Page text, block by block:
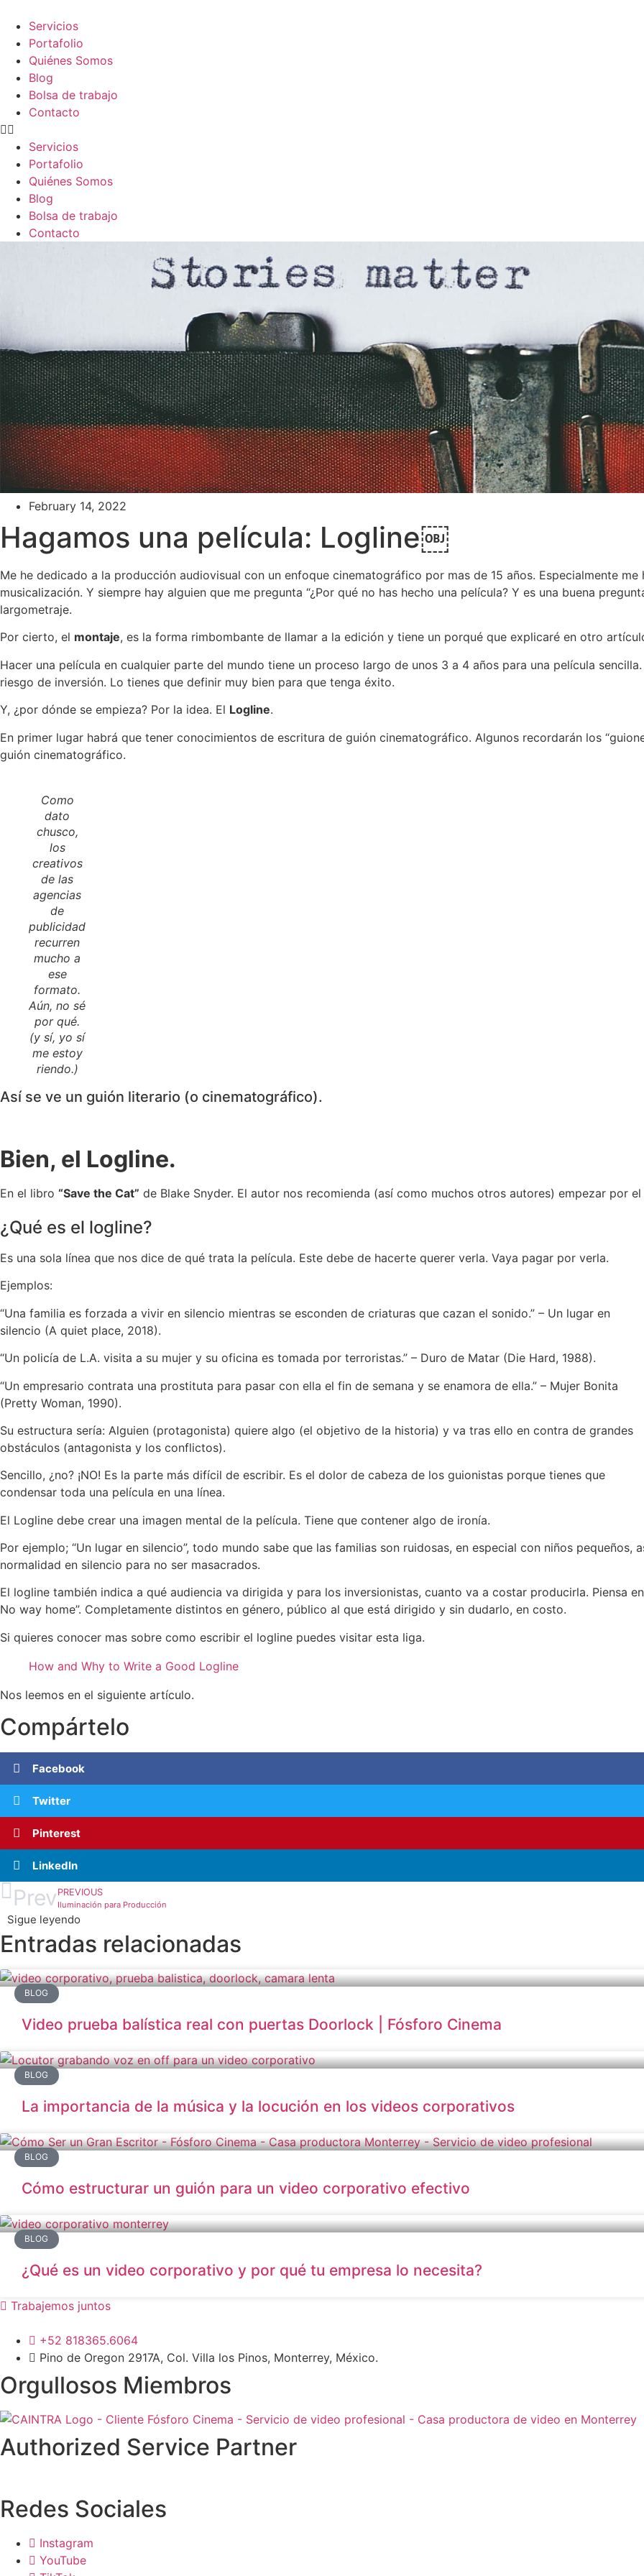
content
Servicios
Portafolio
Quiénes Somos
Blog
Bolsa de trabajo
Contacto
Servicios
Portafolio
Quiénes Somos
Blog
Bolsa de trabajo
Contacto
February 14, 2022
Hagamos una película: Logline￼
Me he dedicado a la producción audiovisual con un enfoque cinematográfico por mas de 15 años. Especialmente
musicalización. Y siempre hay alguien que me pregunta “¿Por qué no has hecho una película? Y es una buena
largometraje.
Por cierto, el montaje, es la forma rimbombante de llamar a la edición y tiene un porqué que explicaré en otro
Hacer una película en cualquier parte del mundo tiene un proceso largo de unos 3 a 4 años para una película
riesgo de inversión. Lo tienes que definir muy bien para que tenga éxito.
Y, ¿por dónde se empieza? Por la idea. El Logline.
En primer lugar habrá que tener conocimientos de escritura de guión cinematográfico. Algunos recordarán los
guión cinematográfico.
Como
dato
chusco,
los
creativos
de las
agencias
de
publicidad
recurren
mucho a
ese
formato.
Aún, no sé
por qué.
(y sí, yo sí
me estoy
riendo.)
Así se ve un guión literario (o cinematográfico).
Bien, el Logline.
En el libro “Save the Cat” de Blake Snyder. El autor nos recomienda (así como muchos otros autores) empezar por el
¿Qué es el logline?
Es una sola línea que nos dice de qué trata la película. Este debe de hacerte querer verla. Vaya pagar por verla.
Ejemplos:
“Una familia es forzada a vivir en silencio mientras se esconden de criaturas que cazan el sonido.” – Un lugar en
silencio (A quiet place, 2018).
“Un policía de L.A. visita a su mujer y su oficina es tomada por terroristas.” – Duro de Matar (Die Hard, 1988).
“Un empresario contrata una prostituta para pasar con ella el fin de semana y se enamora de ella.” – Mujer Bonita
(Pretty Woman, 1990).
Su estructura sería: Alguien (protagonista) quiere algo (el objetivo de la historia) y va tras ello en contra de grandes
obstáculos (antagonista y los conflictos).
Sencillo, ¿no? ¡NO! Es la parte más difícil de escribir. Es el dolor de cabeza de los guionistas porque tienes que
condensar toda una película en una línea.
El Logline debe crear una imagen mental de la película. Tiene que contener algo de ironía.
Por ejemplo; “Un lugar en silencio”, todo mundo sabe que las familias son ruidosas, en especial con niños
normalidad en silencio para no ser masacrados.
El logline también indica a qué audiencia va dirigida y para los inversionistas, cuanto va a costar producirla. Piensa
No way home”. Completamente distintos en género, público al que está dirigido y sin dudarlo, en costo.
Si quieres conocer mas sobre como escribir el logline puedes visitar esta liga.
How and Why to Write a Good Logline
Nos leemos en el siguiente artículo.
Compártelo
Facebook
Twitter
Pinterest
LinkedIn
Prev PREVIOUS
Iluminación para Producción
Sigue leyendo
Entradas relacionadas
BLOG
Video prueba balística real con puertas Doorlock | Fósforo Cinema
BLOG
La importancia de la música y la locución en los videos corporativos
BLOG
Cómo estructurar un guión para un video corporativo efectivo
BLOG
¿Qué es un video corporativo y por qué tu empresa lo necesita?
Trabajemos juntos
+52 818365.6064
Pino de Oregon 2917A, Col. Villa los Pinos, Monterrey, México.
Orgullosos Miembros
Authorized Service Partner
Redes Sociales
Instagram
YouTube